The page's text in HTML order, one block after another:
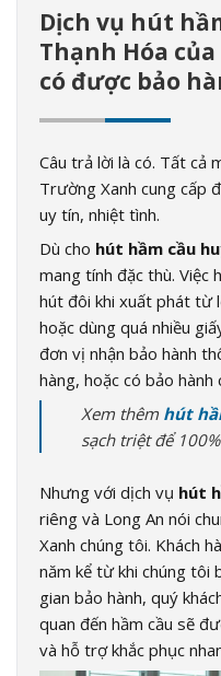
Dịch vụ hút
Thạnh Hóa
có được bảo
Câu trả lời là có. Tất cả
Trường Xanh cung cấp
uy tín, nhiệt tình.
Dù cho hút hầm cầu
mang tính đặc thù. Việc
hút đôi khi xuất phát từ
hoặc dùng quá nhiều
đơn vị nhận bảo hành
hàng, hoặc có bảo
Xem thêm hút
sạch triệt để 100%
Nhưng với dịch vụ hút
riêng và Long An nói
Xanh chúng tôi. Khách
năm kể từ khi chúng tôi
gian bảo hành, quý
quan đến hầm cầu sẽ
và hỗ trợ khắc phục